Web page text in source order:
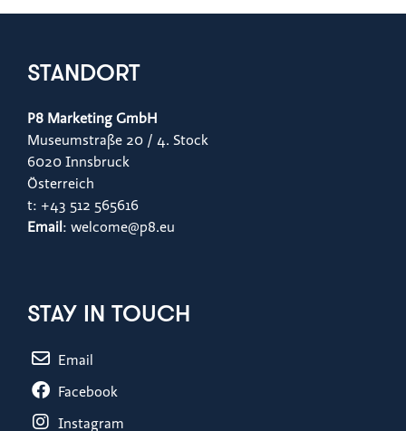
STANDORT
P8 Marketing GmbH
Museumstraße 20 / 4. Stock
6020 Innsbruck
Österreich
t: +43 512 565616
Email : welcome@p8.eu
STAY IN TOUCH
Email
Facebook
Instagram